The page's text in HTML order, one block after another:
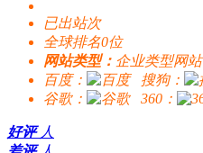
已出站次
全球排名0位
网站类型： 企业类型网站
百度：
搜狗：
谷歌：
360：
好评 人